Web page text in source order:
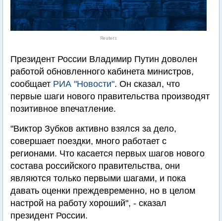
Reuters
Президент России Владимир Путин доволен
работой обновленного кабинета министров,
сообщает РИА "Новости". Он сказал, что
первые шаги нового правительства производят
позитивное впечатление.
"Виктор Зубков активно взялся за дело,
совершает поездки, много работает с
регионами. Что касается первых шагов нового
состава российского правительства, они
являются только первыми шагами, и пока
давать оценки преждевременно, но в целом
настрой на работу хороший", - сказал
президент России.